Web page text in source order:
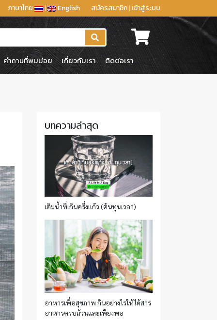
ภาษาไทย | English สมัครสมาชิก|เข้าสู่ระบบ
คำถามที่พบบ่อย เกี่ยวกับเรา ติดต่อเรา
บทความล่าสุด
เติมน้ำที่เกินครึ่งแก้ว (ต้นทุนเวลา)
อาหารเพื่อสุขภาพ กินอย่างไรให้ได้สาร
อาหารครบถ้วนและเพียงพอ